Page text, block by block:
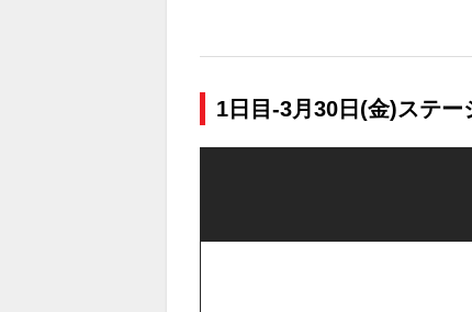
1日目-3月30日(金)ステー